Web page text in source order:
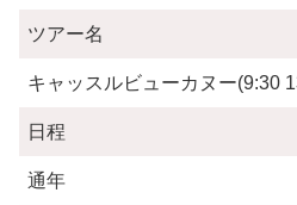
ツアー名
キャッスルビューカヌー(9:30
日程
通年